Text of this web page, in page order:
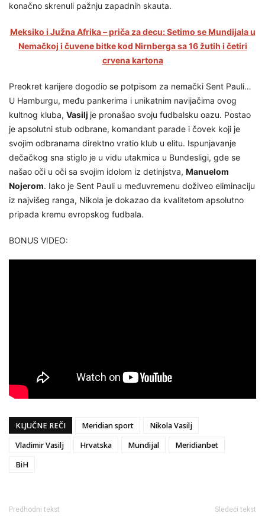
konačno skrenuli pažnju zapadnih skauta.
Meksiko i Južna Afrika – priča za decu: Setimo se Mundijala u
Nemačkoj i čuvene bitke kod Nirnberga sa 16 žutih i četiri
crvena kartona
Preokret karijere dogodio se potpisom za nemački Sent Pauli…
U Hamburgu, među pankerima i unikatnim navijačima ovog
kultnog kluba, Vasilj je pronašao svoju fudbalsku oazu. Postao
je apsolutni stub odbrane, komandant parade i čovek koji je
svojim odbranama direktno vratio klub u elitu. Ispunjavanje
dečačkog sna stiglo je u vidu utakmica u Bundesligi, gde se
našao oči u oči sa svojim idolom iz detinjstva, Manuelom
Nojerom. Iako je Sent Pauli u međuvremenu doživeo eliminaciju
iz najvišeg ranga, Nikola je dokazao da kvalitetom apsolutno
pripada kremu evropskog fudbala.
BONUS VIDEO:
KLJUČNE REČI Meridian sport
Nikola Vasilj
Vladimir Vasilj
Hrvatska Mundijal
Meridianbet
BiH
Predhodni tekst Sledeći tekst